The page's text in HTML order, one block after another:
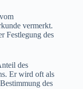
vermerkt.
Festlegung des
des
Er wird oft als
des